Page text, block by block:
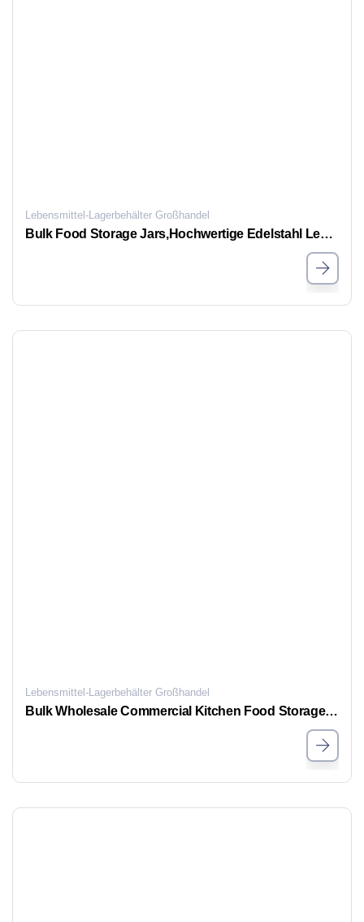
Lebensmittel-Lagerbehälter Großhandel
Bulk Food Storage Jars,Hochwertige Edelstahl Lebensmittel Lagerung Gläser mit Deckeln
Lebensmittel-Lagerbehälter Großhandel
Bulk Wholesale Commercial Kitchen Food Storage Containers with Date Dial